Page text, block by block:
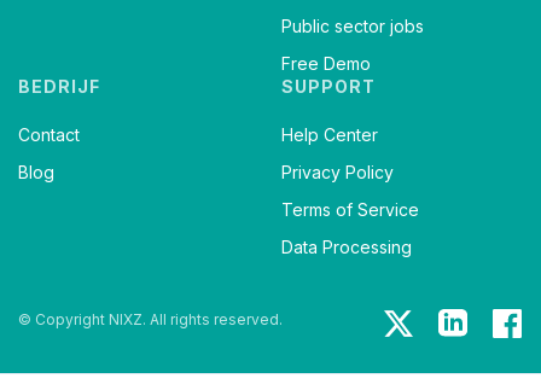
Public sector jobs
Free Demo
BEDRIJF
Contact
Blog
SUPPORT
Help Center
Privacy Policy
Terms of Service
Data Processing
© Copyright NIXZ. All rights reserved.